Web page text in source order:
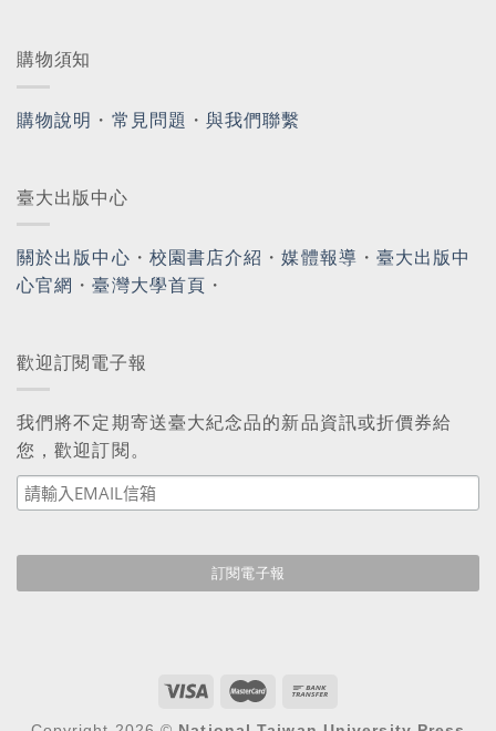
購物須知
購物說明 ・ 常見問題 ・與我們聯繫
臺大出版中心
關於出版中心 ・ 校園書店介紹 ・媒體報導 ・ 臺大出版中
心官網 ・臺灣大學首頁 ・
歡迎訂閱電子報
我們將不定期寄送臺大紀念品的新品資訊或折價券給
您，歡迎訂閱。